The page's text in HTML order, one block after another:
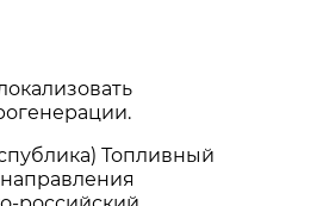
Топливный